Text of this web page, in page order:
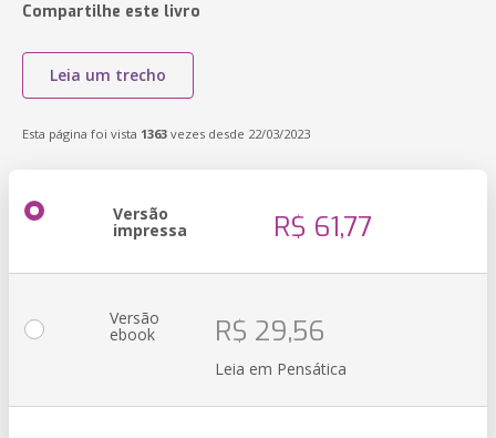
Compartilhe este livro
Leia um trecho
Esta página foi vista 1363 vezes desde 22/03/2023
Versão
impressa R$ 61,77
Versão
ebook R$ 29,56
Leia em Pensática